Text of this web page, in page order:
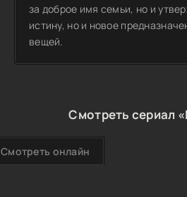
за доброе имя семьи, но и
истину, но и новое
вещей.
Смотреть сериал
Смотреть онлайн